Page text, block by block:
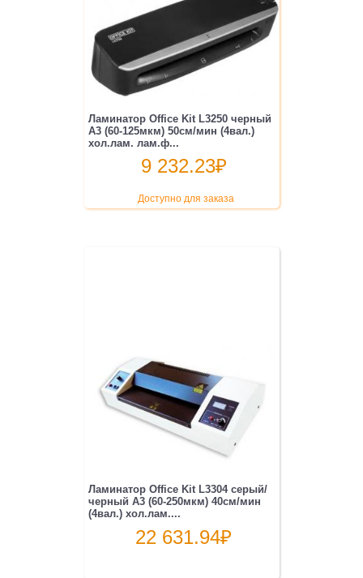
Ламинатор Office Kit L3250 черный
A3 (60-125мкм) 50см/мин (4вал.)
хол.лам. лам.ф...
9 232.23₽
Доступно для заказа
Ламинатор Office Kit L3304 серый/
черный A3 (60-250мкм) 40см/мин
(4вал.) хол.лам....
22 631.94₽